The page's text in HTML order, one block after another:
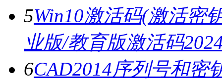
5Win10激活码(激活密
业版/教育版激活码
6CAD2014序列号和密